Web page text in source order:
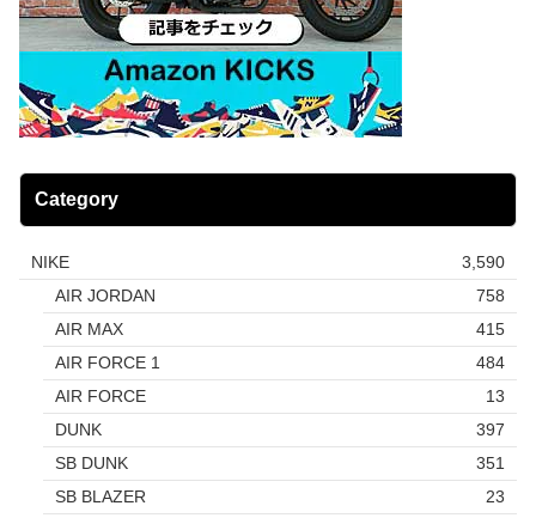
Category
NIKE
3,590
AIR JORDAN
758
AIR MAX
415
AIR FORCE 1
484
AIR FORCE
13
DUNK
397
SB DUNK
351
SB BLAZER
23